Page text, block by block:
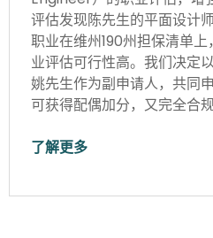
评估发现陈先生的平面设计
职业在维州190州担保清单
业评估可行性高。我们决定
姚先生作为副申请人，共同
可获得配偶加分，又完全合
了解更多